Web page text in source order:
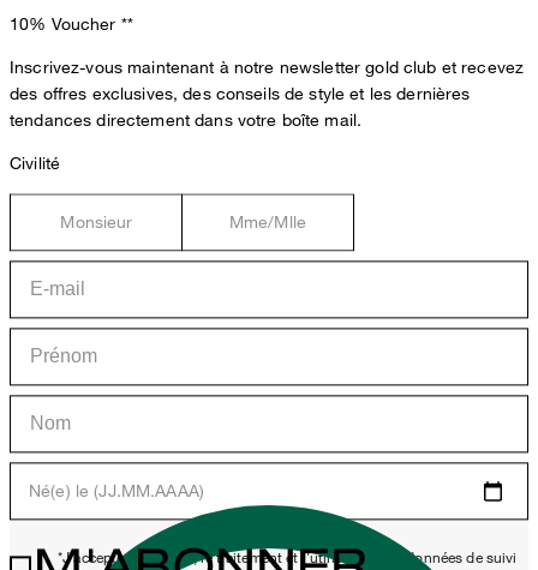
10% Voucher **
Inscrivez-vous maintenant à notre newsletter gold club et recevez
des offres exclusives, des conseils de style et les dernières
tendances directement dans votre boîte mail.
Civilité
Monsieur Mme/Mlle
Né(e) le (JJ.MM.AAAA)
*J'accepte la collecte, le traitement et l'utilisation des données de suivi